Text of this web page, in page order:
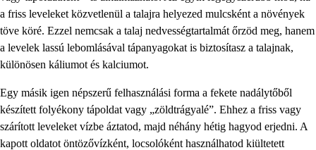
a friss leveleket közvetlenül a talajra helyezed mulcsként a növények
töve köré. Ezzel nemcsak a talaj nedvességtartalmát őrzöd meg, hanem
a levelek lassú lebomlásával tápanyagokat is biztosítasz a talajnak,
különösen káliumot és kalciumot.
Egy másik igen népszerű felhasználási forma a fekete nadálytőből
készített folyékony tápoldat vagy „zöldtrágyalé”. Ehhez a friss vagy
szárított leveleket vízbe áztatod, majd néhány hétig hagyod erjedni. A
kapott oldatot öntözővízként, locsolóként használhatod kiültetett